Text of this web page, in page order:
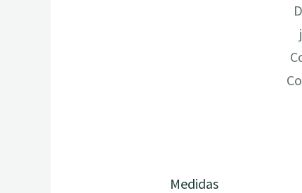
Medidas